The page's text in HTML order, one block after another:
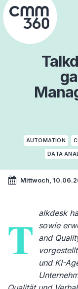
Skip
to
content
AUTOMATION
DATA
Mittwoch,
T
alkdesk
sowie
and
und KI-